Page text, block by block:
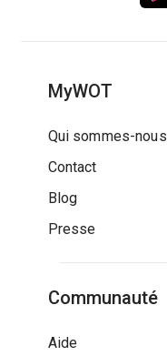
MyWOT
Qui sommes-
Contact
Blog
Presse
Communauté
Aide